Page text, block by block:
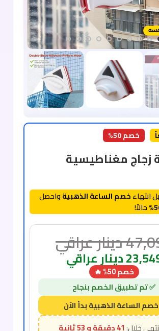
خصم 50%
زجاج مغناطيسية
انتهاءخصم الساعة الذهبيةواحصل
حالاً!
دينار عراقي
دينار عراقي
خصم 50% 🔥
41 دقيقة و 51 ثانية